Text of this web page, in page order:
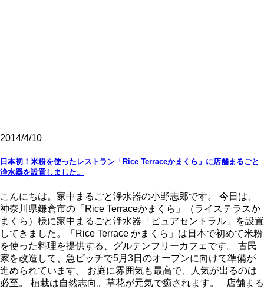
2014/4/10
日本初！米粉を使ったレストラン「Rice Terraceかまくら」に店舗まるごと
浄水器を設置しました。
こんにちは。家中まるごと浄水器の小野志郎です。 今日は、
神奈川県鎌倉市の「Rice Terraceかまくら」（ライステラスか
まくら）様に家中まるごと浄水器「ピュアセントラル」を設置
してきました。「Rice Terrace かまくら」は日本で初めて米粉
を使った料理を提供する、グルテンフリーカフェです。 古民
家を改造して、急ピッチで5月3日のオープンに向けて準備が
進められています。 お庭に雰囲気も最高で、人気が出るのは
必至。 植栽は自然志向。草花が元気で癒されます。 店舗まる